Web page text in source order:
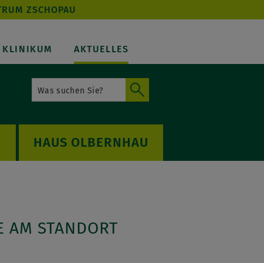
ZSCHOPAU
KLINIKUM AKTUELLES
OLBERNHAU
AM STANDORT